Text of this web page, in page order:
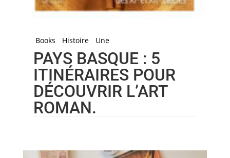
Books Histoire Une
PAYS BASQUE : 5
ITINÉRAIRES POUR
DÉCOUVRIR L’ART
ROMAN.